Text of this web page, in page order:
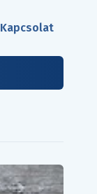
Kapcsolat